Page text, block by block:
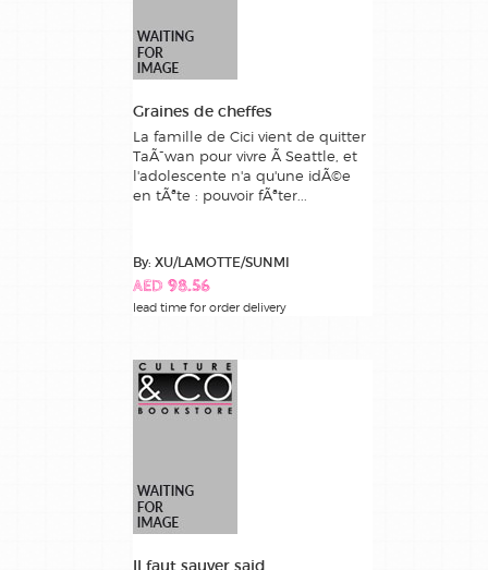
Graines de cheffes
La famille de Cici vient de quitter
TaÃ¯wan pour vivre Ã Seattle, et
l'adolescente n'a qu'une idÃ©e
en tÃªte : pouvoir fÃªter...
By: XU/LAMOTTE/SUNMI
AED 98.56
lead time for order delivery
Il faut sauver said